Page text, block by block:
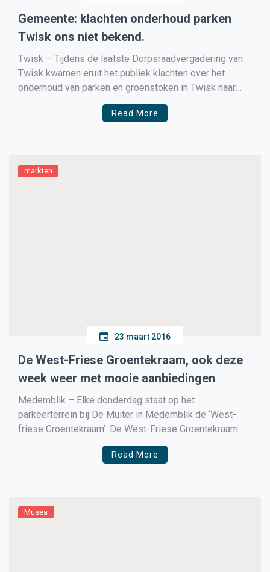
Gemeente: klachten onderhoud parken
Twisk ons niet bekend.
Twisk – Tijdens de laatste Dorpsraadvergadering van
Twisk kwamen eruit het publiek klachten over het
onderhoud van parken en groenstoken in Twisk naar
boven. Vooral de kwaliteit van het maaien is bij velen
een doorn in het oog. Waar vroeger veel aandacht het
Read More
markten
23 maart 2016
De West-Friese Groentekraam, ook deze
week weer met mooie aanbiedingen
Medemblik – Elke donderdag staat op het
parkeerterrein bij De Muiter in Medemblik de ‘West-
friese Groentekraam’. De West-Friese Groentekraam
verkoopt vrijwel enkel groenten en aardappelen geteeld
in West-Friesland en dan vooral in Hauwert.
Read More
Musea